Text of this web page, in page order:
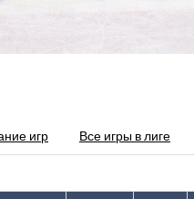
игр Все игры в лиге